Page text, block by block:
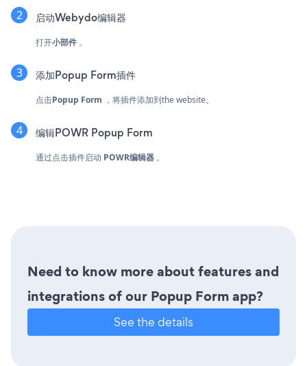
启动Webydo编辑器
打开小部件 。
添加Popup Form插件
点击Popup Form ，将插件添加到the website。
编辑POWR Popup Form
通过点击插件启动 POWR编辑器 。
Need to know more about features and
integrations of our Popup Form app?
See the details